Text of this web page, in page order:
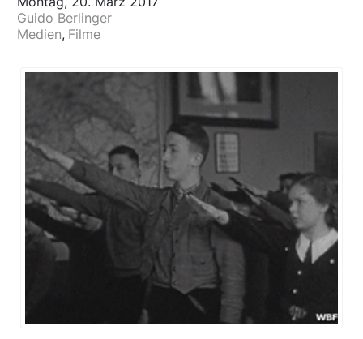
Guido Berlinger
Medien Filme